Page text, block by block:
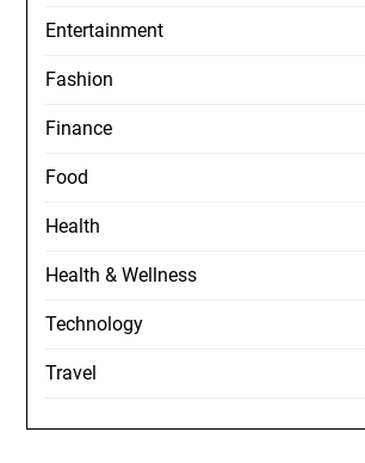
Entertainment
Fashion
Finance
Food
Health
Health & Wellness
Technology
Travel